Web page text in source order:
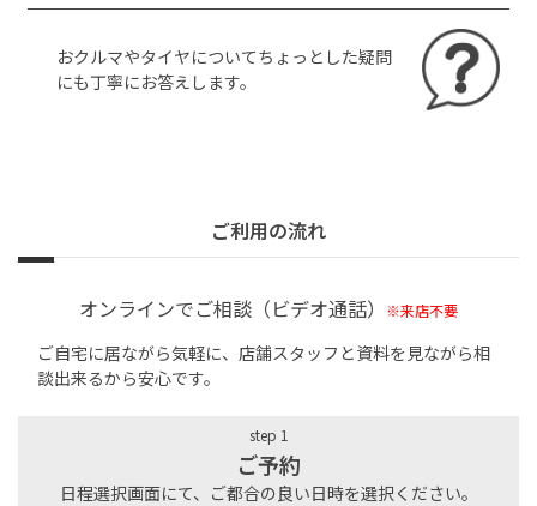
おクルマやタイヤについてちょっとした疑問
にも丁寧にお答えします。
ご利用の流れ
オンラインでご相談（ビデオ通話） ※来店不要
ご自宅に居ながら気軽に、店舗スタッフと資料を見ながら相
談出来るから安心です。
step 1
ご予約
日程選択画面にて、ご都合の良い日時を選択ください。